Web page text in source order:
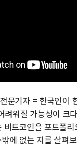
문기자 = 한국인이
려워질 가능성이 크
비트코인을 포트폴
에 없는 지를 살펴